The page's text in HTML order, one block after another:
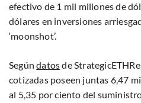
efectivo de 1 mil millones de
dólares en inversiones
‘moonshot’.
Segúndatosde
cotizadas poseen juntas 6,47
al 5,35 por ciento del